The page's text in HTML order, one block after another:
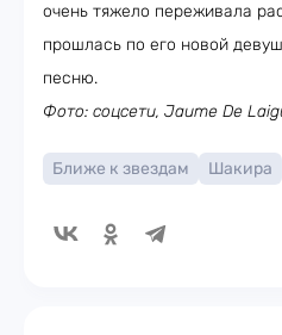
очень тяжело переживала
прошлась по его новой
песню.
Фото: соцсети, Jaume De
Ближе к звездам Шакира